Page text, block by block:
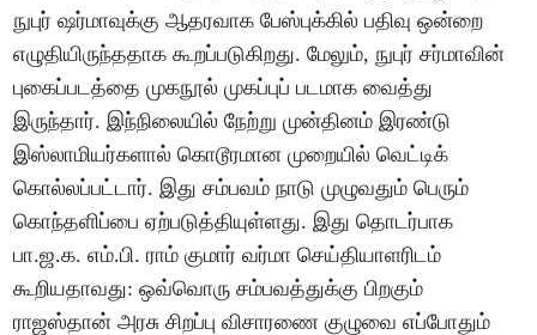
நுபுர் ஷர்மாவுக்கு ஆதரவாக பேஸ்புக்கில் பதிவு ஒன்றை
எழுதியிருந்ததாக கூறப்படுகிறது. மேலும், நுபுர் சர்மாவின்
புகைப்படத்தை முகநூல் முகப்புப் படமாக வைத்து
இருந்தார். இந்நிலையில் நேற்று முன்தினம் இரண்டு
இஸ்லாமியர்களால் கொடூரமான முறையில் வெட்டிக்
கொல்லப்பட்டார். இது சம்பவம் நாடு முழுவதும் பெரும்
கொந்தளிப்பை ஏற்படுத்தியுள்ளது. இது தொடர்பாக
பா.ஜ.க. எம்.பி. ராம் குமார் வர்மா செய்தியாளரிடம்
கூறியதாவது: ஒவ்வொரு சம்பவத்துக்கு பிறகும்
ராஜஸ்தான் அரசு சிறப்பு விசாரணை குழுவை எப்போதும்